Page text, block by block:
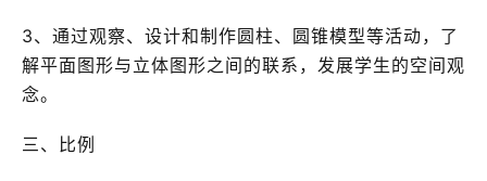
3、通过观察、设计和制作圆柱、圆锥模型等活动，了
解平面图形与立体图形之间的联系，发展学生的空间观
念。
三、比例